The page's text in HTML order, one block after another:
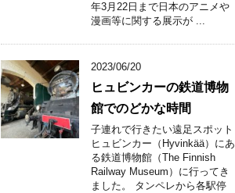
年3月22日まで日本のアニメや
漫画等に関する展示が ...
2023/06/20
ヒュビンカーの鉄道博物
館でのどかな時間
子連れで行きたい遠足スポット
ヒュビンカー（Hyvinkää）にあ
る鉄道博物館（The Finnish
Railway Museum）に行ってき
ました。 タンペレから各駅停